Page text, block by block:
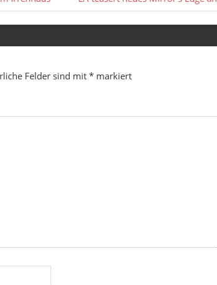
Beitrag:
Felder sind mit * markiert